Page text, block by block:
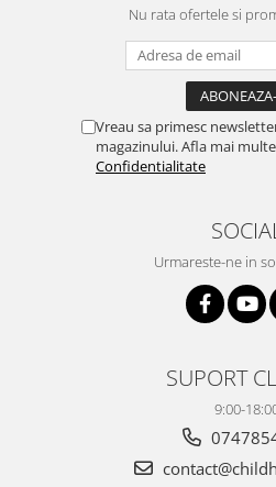
Nu rata ofertele si
Vreau sa primesc
magazinului. Afla mai
Confidentialitate
Urmareste-ne in
SUPORT
9:00-